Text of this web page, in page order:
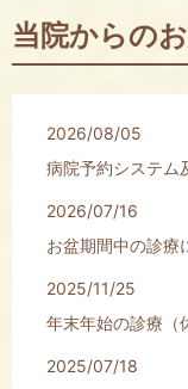
当院からの
2026/08/05
病院予約システム
2026/07/16
お盆期間中の診療
2025/11/25
年末年始の診療（
2025/07/18